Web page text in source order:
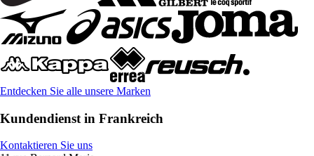
Entdecken Sie alle unsere Marken
Kundendienst in Frankreich
Kontaktieren Sie uns